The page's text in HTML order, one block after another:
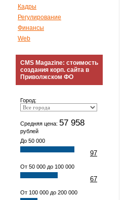
Кадры
Регулирование
Финансы
Web
CMS Magazine: стоимость
создания корп. сайта в
Приволжском ФО
Город:
Средняя цена: 57 958
рублей
До 50 000
97
От 50 000 до 100 000
67
От 100 000 до 200 000